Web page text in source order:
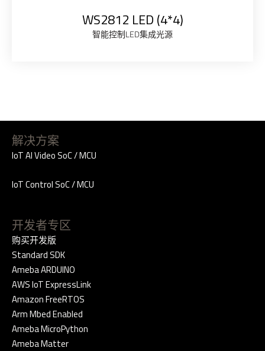
WS2812 LED (4*4)
智能控制LED集成光源
解决方案
IoT AI Video SoC / MCU
IoT Control SoC / MCU
开发者专区
购买开发版
Standard SDK
Ameba ARDUINO
AWS IoT ExpressLink
Amazon FreeRTOS
Arm Mbed Enabled
Ameba MicroPython
Ameba Matter